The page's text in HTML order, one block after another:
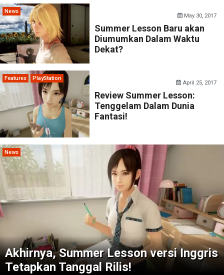
News
May 30, 2017
Summer Lesson Baru akan
Diumumkan Dalam Waktu
Dekat?
Features PlayStation
April 25, 2017
Review Summer Lesson:
Tenggelam Dalam Dunia
Fantasi!
News
Akhirnya, Summer Lesson versi Inggris
Tetapkan Tanggal Rilis!